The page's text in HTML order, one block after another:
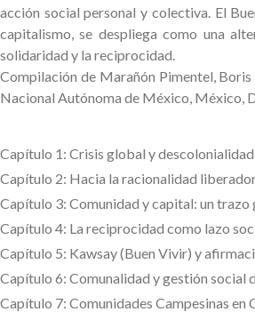
acción social personal y colectiva. El
capitalismo, se despliega como una
solidaridad y la reciprocidad.
Compilación de Marañón Pimentel,
Nacional Autónoma de México,
Capítulo 1: Crisis global y
Capítulo 2: Hacia la racionalidad
Capítulo 3: Comunidad y capital: un
Capítulo 4: La reciprocidad como lazo
Capítulo 5: Kawsay (Buen Vivir) y
Capítulo 6: Comunalidad y gestión social
Capítulo 7: Comunidades Campesinas